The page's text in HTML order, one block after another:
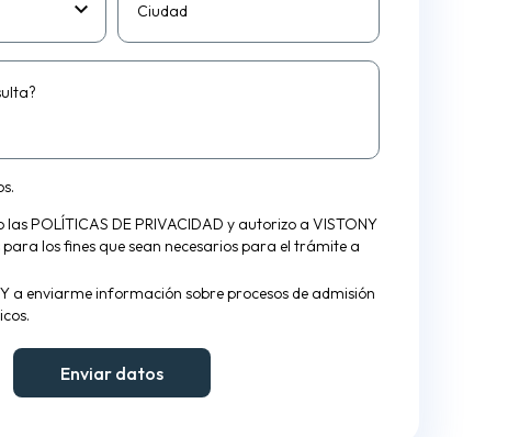
Ciudad
lasPOLÍTICAS DE PRIVACIDAD y autorizo a VISTONY
los fines que sean necesarios para el trámite a
a enviarme información sobre procesos de admisión